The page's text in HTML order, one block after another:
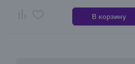
В корзину